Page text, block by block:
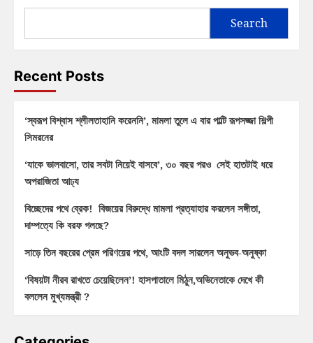
Search
Recent Posts
‘স্বরূপ বিশ্বাস শ্লীলতাহানি করেননি’, মামলা তুলে এ বার পাল্টি রূপসজ্জা শিল্পী
সিমরনের
‘যাকে ভালবাসো, তার সবটা নিয়েই বাসবে’, ৩০ বছর পরও সেই হাতটাই ধরে
অপরাজিতা আঢ্য
বিচ্ছেদের পথে ব্রেক! বিজয়ের বিরুদ্ধে মামলা প্রত্যাহার করলেন সঙ্গীতা,
দাম্পত্যে কি বরফ গলছে?
সাড়ে তিন বছরের প্রেম পরিণয়ের পথে, আংটি বদল সারলেন অনুভব-অনুষ্কা
‘বিষয়টা নীরব রাখতে চেয়েছিলেন’! হাসপাতালে মিঠুন,অভিনেতাকে দেখে কী
বললেন মুখ্যমন্ত্রী ?